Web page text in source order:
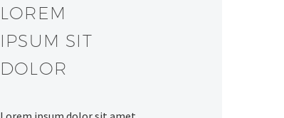
LOREM
IPSUM SIT
DOLOR